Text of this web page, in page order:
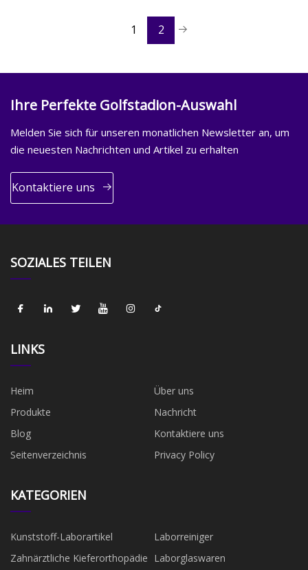
1 2
Ihre Perfekte Golfstadion-Auswahl
Melden Sie sich für unseren monatlichen Newsletter an, um
die neuesten Nachrichten und Artikel zu erhalten
Kontaktiere uns
SOZIALES TEILEN
LINKS
Heim
Über uns
Produkte
Nachricht
Blog
Kontaktiere uns
Seitenverzeichnis
Privacy Policy
KATEGORIEN
Kunststoff-Laborartikel
Laborreiniger
Zahnärztliche Kieferorthopädie Laborglaswaren